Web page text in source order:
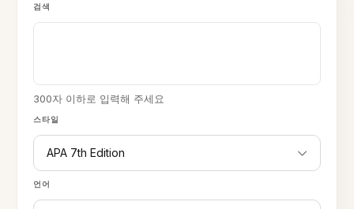
스타일
APA 7th Edition
언어
검색
300자 이하로 입력해 주세요